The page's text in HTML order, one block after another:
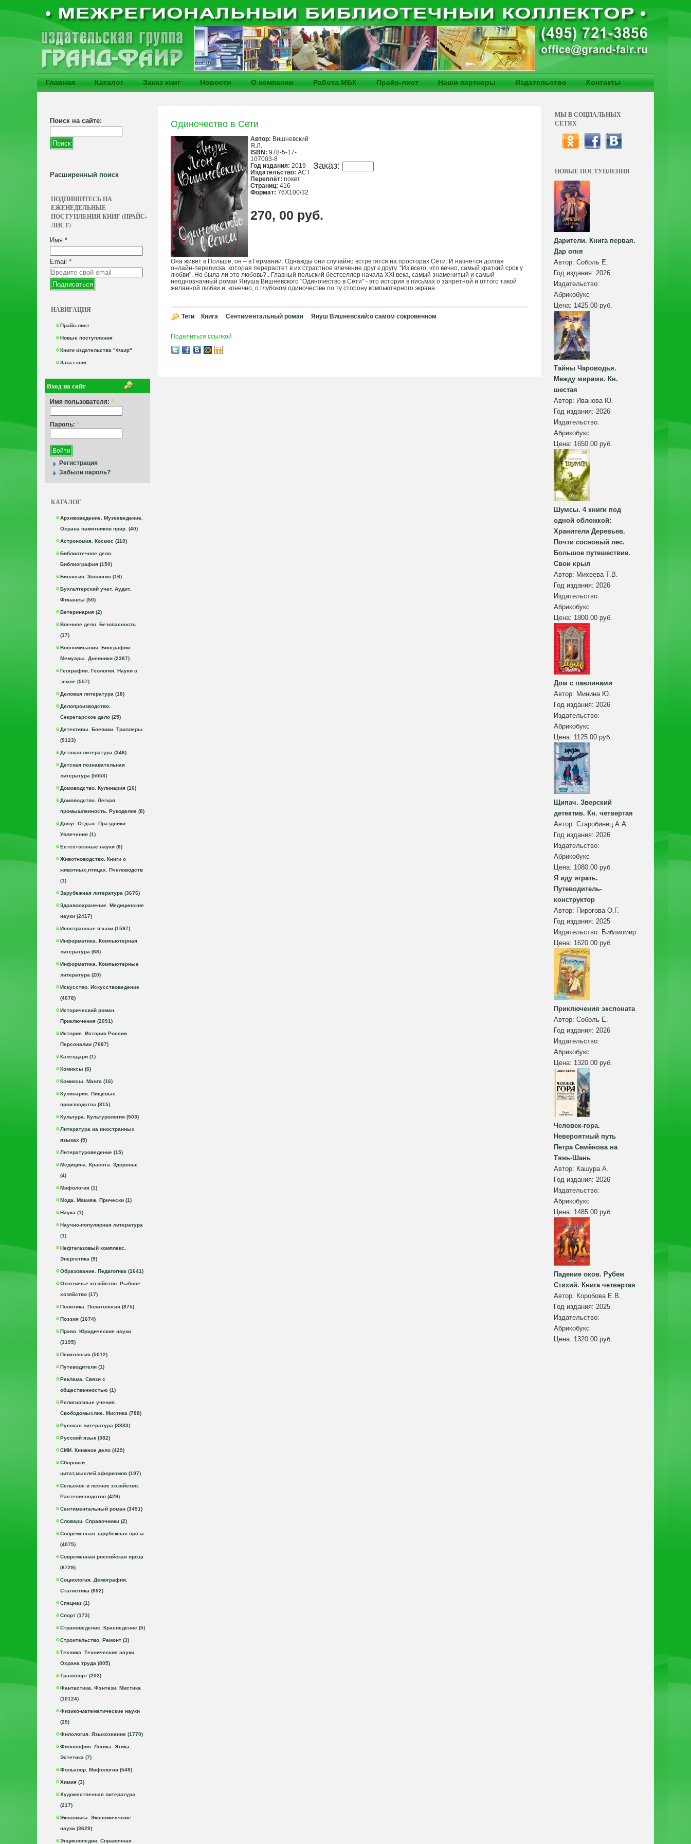
Главная Каталог Заказ книг Новости О компании Работа МБК Прайс-лист Наши партнеры Издательство Контакты
Поиск на сайте:
Расширенный поиск
ПОДПИШИТЕСЬ НА
ЕЖЕНЕДЕЛЬНЫЕ
ПОСТУПЛЕНИЯ КНИГ (ПРАЙС-
ЛИСТ)
Имя *
Email *
НАВИГАЦИЯ
Прайс-лист
Новые поступления
Книги издательства "Фаир"
Заказ книг
Вход на сайт
Имя пользователя: *
Пароль: *
Регистрация
Забыли пароль?
КАТАЛОГ
Архивоведение. Музееведение.
Охрана памятников прир. (40)
Астрономия. Космос (110)
Библиотечное дело.
Библиография (150)
Биология. Зоология (16)
Бухгалтерский учет. Аудит.
Финансы (50)
Ветеринария (2)
Военное дело. Безопасность
(17)
Воспоминания. Биографии.
Мемуары. Дневники (2387)
География. Геология. Науки о
земле (557)
Деловая литература (18)
Делопроизводство.
Секретарское дело (25)
Детективы. Боевики. Триллеры
(9123)
Детская литература (346)
Детская познавательная
литература (5053)
Домоводство. Кулинария (16)
Домоводство. Легкая
промышленность. Рукоделие (8)
Досуг. Отдых. Праздники.
Увлечения (1)
Естественные науки (6)
Животноводство. Книги о
животных,птицах. Пчеловодств
(1)
Зарубежная литература (3676)
Здравоохранение. Медицинские
науки (2417)
Иностранные языки (1597)
Информатика. Компьютерная
литература (68)
Информатика. Компьютерные
литература (20)
Искусство. Искусствоведение
(4078)
Исторический роман.
Приключения (2091)
История. История России.
Персоналии (7687)
Календари (1)
Комиксы (6)
Комиксы. Манга (16)
Кулинария. Пищевые
производства (815)
Культура. Культурология (503)
Литература на иностранных
языках (5)
Литературоведение (15)
Медицина. Красота. Здоровье
(4)
Мифология (1)
Мода. Макияж. Прически (1)
Наука (1)
Научно-популярная литература
(1)
Нефтегазовый комплекс.
Энергетика (9)
Образование. Педагогика (1641)
Охотничье хозяйство. Рыбное
хозяйство (17)
Политика. Политология (875)
Поэзия (1674)
Право. Юридические науки
(3195)
Психология (5012)
Путеводители (1)
Реклама. Связи с
общественностью (1)
Религиозные учения.
Свободомыслие. Мистика (788)
Русская литература (3833)
Русский язык (382)
СМИ. Книжное дело (429)
Сборники
цитат,мыслей,афоризмов (197)
Сельское и лесное хозяйство.
Растениеводство (429)
Сентиментальный роман (3451)
Словари. Справочники (2)
Современная зарубежная проза
(4075)
Современная российская проза
(6729)
Социология. Демография.
Статистика (692)
Спецназ (1)
Спорт (173)
Страноведение. Краеведение (5)
Строительство. Ремонт (3)
Техника. Технические науки.
Охрана труда (805)
Транспорт (202)
Фантастика. Фэнтези. Мистика
(10124)
Физико-математические науки
(25)
Филология. Языкознание (1770)
Философия. Логика. Этика.
Эстетика (7)
Фольклор. Мифология (549)
Химия (3)
Художественная литература
(217)
Экономика. Экономические
науки (3629)
Энциклопедии. Справочная
Одиночество в Сети
Заказ:
Автор: Вишневский
Я.Л.
ISBN: 978-5-17-
107003-8
Год издания: 2019
Издательство: АСТ
Переплёт: покет
Страниц: 416
Формат: 76Х100/32
270, 00 руб.
Она живет в Польше, он – в Германии. Однажды они случайно встретятся на просторах Сети. И начнется долгая
онлайн-переписка, которая перерастет в их страстное влечение друг к другу. "Из всего, что вечно, самый краткий срок у
любви". Но была ли это любовь?.. Главный польский бестселлер начала XXI века, самый знаменитый и самый
неоднозначный роман Януша Вишневского "Одиночество в Сети" - это история в письмах о запретной и оттого такой
желанной любви и, конечно, о глубоком одиночестве по ту сторону компьютерного экрана.
Теги Книга Сентиментальный роман Януш Вишневский:о самом сокровенном
Поделиться ссылкой
МЫ В СОЦИАЛЬНЫХ
СЕТЯХ
НОВЫЕ ПОСТУПЛЕНИЯ
Дарители. Книга первая.
Дар огня
Автор: Соболь Е.
Год издания: 2026
Издательство:
Абрикобукс
Цена: 1425.00 руб.
Тайны Чароводья.
Между мирами. Кн.
шестая
Автор: Иванова Ю.
Год издания: 2026
Издательство:
Абрикобукс
Цена: 1650.00 руб.
Шумсы. 4 книги под
одной обложкой:
Хранители Деревьев.
Почти сосновый лес.
Большое путешествие.
Свои крыл
Автор: Михеева Т.В.
Год издания: 2026
Издательство:
Абрикобукс
Цена: 1800.00 руб.
Дом с павлинами
Автор: Минина Ю.
Год издания: 2026
Издательство:
Абрикобукс
Цена: 1125.00 руб.
Щипач. Зверский
детектив. Кн. четвертая
Автор: Старобинец А.А.
Год издания: 2026
Издательство:
Абрикобукс
Цена: 1080.00 руб.
Я иду играть.
Путеводитель-
конструктор
Автор: Пирогова О.Г.
Год издания: 2025
Издательство: Библиомир
Цена: 1620.00 руб.
Приключения экспоната
Автор: Соболь Е.
Год издания: 2026
Издательство:
Абрикобукс
Цена: 1320.00 руб.
Человек-гора.
Невероятный путь
Петра Семёнова на
Тянь-Шань
Автор: Кашура А.
Год издания: 2026
Издательство:
Абрикобукс
Цена: 1485.00 руб.
Падение оков. Рубеж
Стихий. Книга четвертая
Автор: Коробова Е.В.
Год издания: 2025
Издательство:
Абрикобукс
Цена: 1320.00 руб.